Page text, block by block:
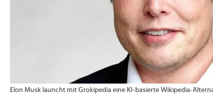
Elon Musk launcht mit Grokipedia eine KI-basierte Wikipedia-